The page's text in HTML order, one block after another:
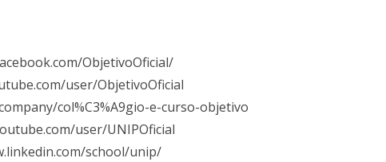
ObjetivoOficial/
user/ObjetivoOficial
col%C3%A9gio-e-curso-objetivo
user/UNIPOficial
school/unip/